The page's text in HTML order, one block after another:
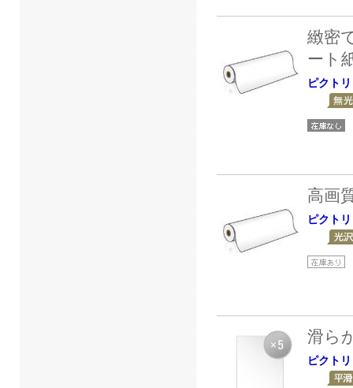
緻密
ート
ピクト
高画
ピクト
滑ら
ピクト